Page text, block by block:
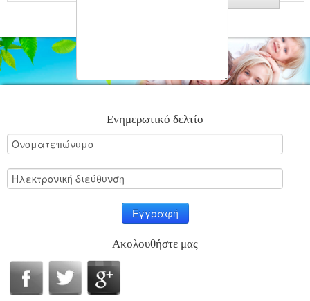
Ενημερωτικό δελτίο
Ακολουθήστε μας